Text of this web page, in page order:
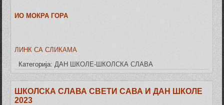
ИО МОКРА ГОРА
ЛИНК СА СЛИКАМА
Категорија:ДАН ШКОЛЕ-ШКОЛСКА СЛАВА
ШКОЛСКА СЛАВА СВЕТИ САВА И ДАН ШКОЛЕ
2023